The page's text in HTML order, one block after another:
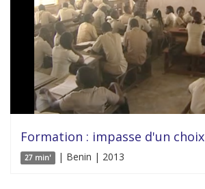
Formation : impasse d'un choix
27 min' | Benin | 2013